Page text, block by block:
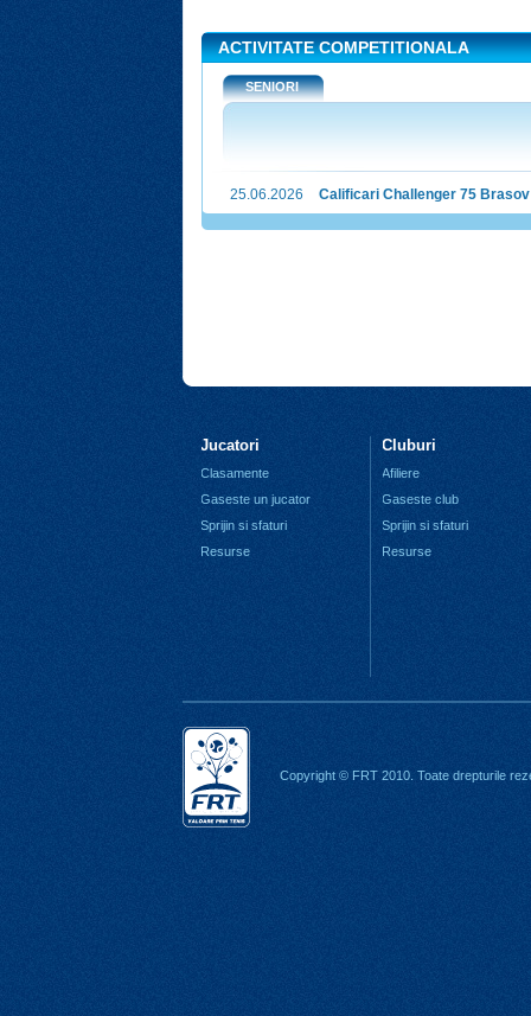
ACTIVITATE COMPETITIONALA
SENIORI
25.06.2026 Calificari Challenger 75 Brasov
Jucatori
Clasamente
Gaseste un jucator
Sprijin si sfaturi
Resurse
Cluburi
Afiliere
Gaseste club
Sprijin si sfaturi
Resurse
Copyright © FRT 2010. Toate drepturile